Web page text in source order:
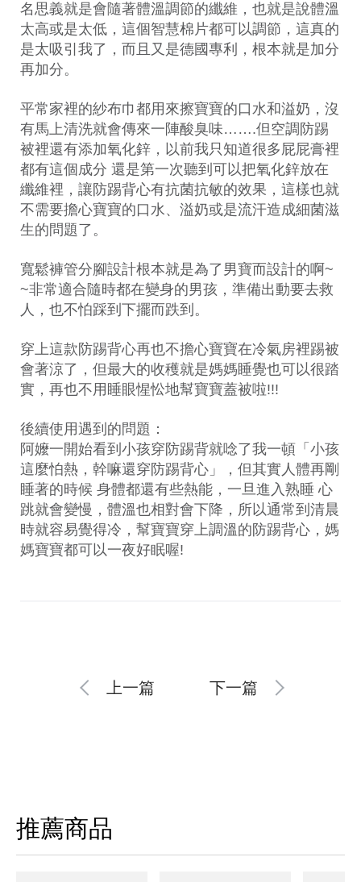
名思義就是會隨著體溫調節的纖維，也就是說體溫
太高或是太低，這個智慧棉片都可以調節，這真的
是太吸引我了，而且又是德國專利，根本就是加分
再加分。
平常家裡的紗布巾都用來擦寶寶的口水和溢奶，沒
有馬上清洗就會傳來一陣酸臭味…….但空調防踢
被裡還有添加氧化鋅，以前我只知道很多屁屁膏裡
都有這個成分 還是第一次聽到可以把氧化鋅放在
纖維裡，讓防踢背心有抗菌抗敏的效果，這樣也就
不需要擔心寶寶的口水、溢奶或是流汗造成細菌滋
生的問題了。
寬鬆褲管分腳設計根本就是為了男寶而設計的啊~
~非常適合隨時都在變身的男孩，準備出動要去救
人，也不怕踩到下擺而跌到。
穿上這款防踢背心再也不擔心寶寶在冷氣房裡踢被
會著涼了，但最大的收穫就是媽媽睡覺也可以很踏
實，再也不用睡眼惺忪地幫寶寶蓋被啦!!!
後續使用遇到的問題：
阿嬤一開始看到小孩穿防踢背就唸了我一頓「小孩
這麼怕熱，幹嘛還穿防踢背心」，但其實人體再剛
睡著的時候 身體都還有些熱能，一旦進入熟睡 心
跳就會變慢，體溫也相對會下降，所以通常到清晨
時就容易覺得冷，幫寶寶穿上調溫的防踢背心，媽
媽寶寶都可以一夜好眠喔!
上一篇 下一篇
推薦商品